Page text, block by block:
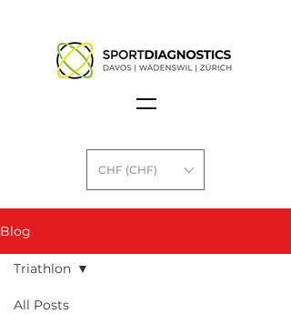
CHF (CHF)
Blog
All Posts
Triathlon